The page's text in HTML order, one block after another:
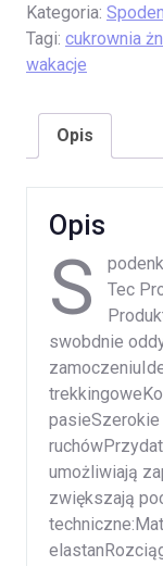
Kategoria:
Tagi: cukrownia
wakacje
Opis
Opis
S
Tec
swobdnie
umożliwiają
zwiększają